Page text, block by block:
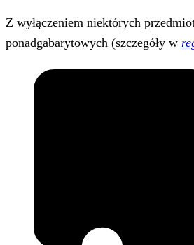
Z wyłączeniem niektórych
ponadgabarytowych (szczegóły w